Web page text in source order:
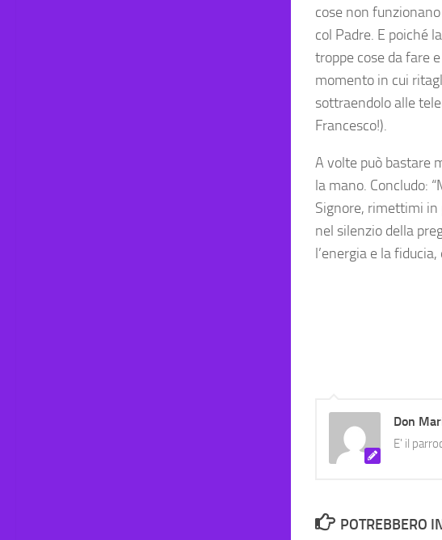
cose non
col Padre. E poiché
troppe cose da fare
momento in cui
sottraendolo alle
Francesco!).
A volte può bastare
la mano. Concludo:
Signore, rimettimi in
nel silenzio della
l’energia e la
Don
E' il
POTREBBERO